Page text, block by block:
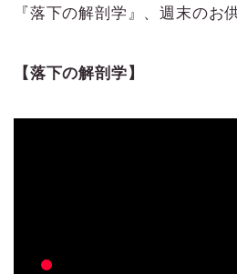
『落下の解剖学』、週末のお
【落下の解剖学】